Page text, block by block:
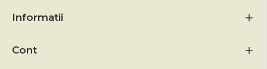
Informatii
Cont